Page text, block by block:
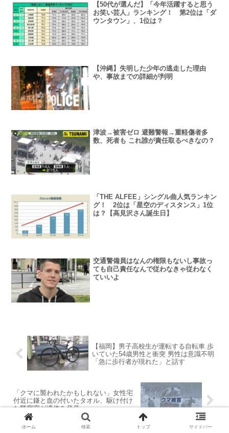
【50代が選んだ】「今年活躍すると思う
お笑い芸人」ランキング！ 第2位は「ダ
ウンタウン」、1位は？
【沖縄】失明した少年の逃走した理由
や、事故までの詳細が判明
津波→被害ゼロ 避難警報→重軽傷者多
数、死者も これ誰が責任取るべきなの？
「THE ALFEE」シングル曲人気ランキン
グ！ 2位は「星空のディスタンス」1位
は？【高見沢さん誕生日】
交通警備員はなんの権限もないし事故っ
ても自己責任なんで従わなきゃ従わなく
ていいよ
【福岡】男子高校生が運転する自転車 歩
いていた54歳男性と衝突 男性は意識不明
「急に歩行者が現れた」と話す
「クマに襲われたかもしれない」女性宅
付近に鎌と血の付いたタオル、駆け付け
た警察官が遺体を発見
ホーム 検索 トップ サイドバー